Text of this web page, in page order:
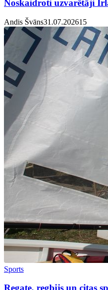
Noskaidroti uzvarētāji
Andis Švāns31.07.20261 5
Sports